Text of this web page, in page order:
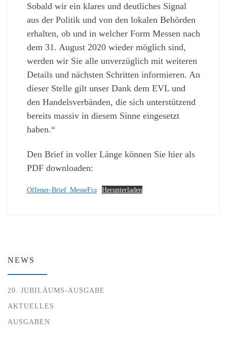
Sobald wir ein klares und deutliches Signal
aus der Politik und von den lokalen Behörden
erhalten, ob und in welcher Form Messen nach
dem 31. August 2020 wieder möglich sind,
werden wir Sie alle unverzüglich mit weiteren
Details und nächsten Schritten informieren. An
dieser Stelle gilt unser Dank dem EVL und
den Handelsverbänden, die sich unterstützend
bereits massiv in diesem Sinne eingesetzt
haben.“
Den Brief in voller Länge können Sie hier als
PDF downloaden:
Offener-Brief_MesseFra Herunterladen
NEWS
20. JUBILÄUMS-AUSGABE
AKTUELLES
AUSGABEN